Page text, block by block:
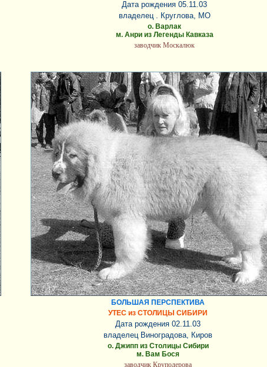
Дата рождения 05.11.03
владелец . Круглова, МО
о. Варлак
м. Анри из Легенды Кавказа
заводчик Москалюк
БОЛЬШАЯ ПЕРСПЕКТИВА
УТЕС из СТОЛИЦЫ СИБИРИ
Дата рождения 02.11.03
владелец Виноградова, Киров
о. Джипп из Столицы Сибири
м. Вам Бося
заводчик Круподерова